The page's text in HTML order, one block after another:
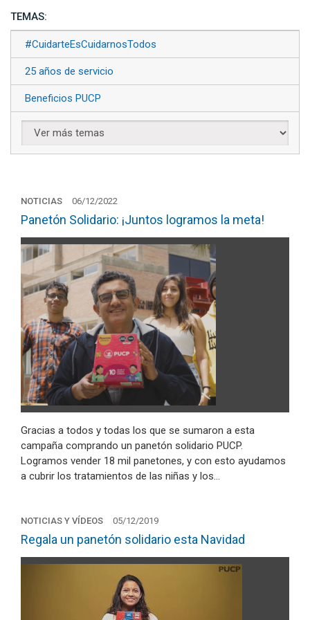
TEMAS:
#CuidarteEsCuidarnosTodos
25 años de servicio
Beneficios PUCP
NOTICIAS 06/12/2022
Panetón Solidario: ¡Juntos logramos la meta!
Gracias a todos y todas los que se sumaron a esta
campaña comprando un panetón solidario PUCP.
Logramos vender 18 mil panetones, y con esto ayudamos
a cubrir los tratamientos de las niñas y los…
NOTICIAS Y VÍDEOS 05/12/2019
Regala un panetón solidario esta Navidad